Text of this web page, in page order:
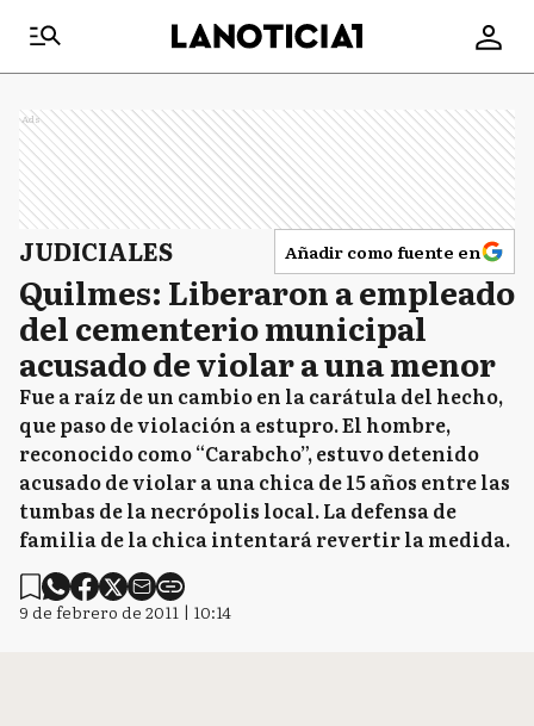
Ads
JUDICIALES Añadir como fuente en
Quilmes: Liberaron a empleado
del cementerio municipal
acusado de violar a una menor
Fue a raíz de un cambio en la carátula del hecho,
que paso de violación a estupro. El hombre,
reconocido como “Carabcho”, estuvo detenido
acusado de violar a una chica de 15 años entre las
tumbas de la necrópolis local. La defensa de
familia de la chica intentará revertir la medida.
9 de febrero de 2011 | 10:14